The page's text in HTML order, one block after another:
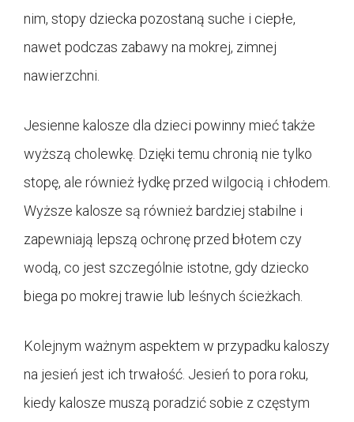
nim, stopy dziecka pozostaną suche i ciepłe,
nawet podczas zabawy na mokrej, zimnej
nawierzchni.
Jesienne kalosze dla dzieci powinny mieć także
wyższą cholewkę. Dzięki temu chronią nie tylko
stopę, ale również łydkę przed wilgocią i chłodem.
Wyższe kalosze są również bardziej stabilne i
zapewniają lepszą ochronę przed błotem czy
wodą, co jest szczególnie istotne, gdy dziecko
biega po mokrej trawie lub leśnych ścieżkach.
Kolejnym ważnym aspektem w przypadku kaloszy
na jesień jest ich trwałość. Jesień to pora roku,
kiedy kalosze muszą poradzić sobie z częstym